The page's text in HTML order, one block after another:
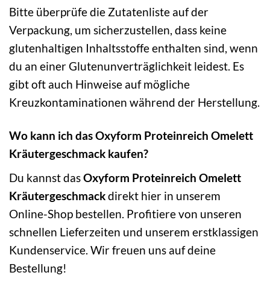
Bitte überprüfe die Zutatenliste auf der
Verpackung, um sicherzustellen, dass keine
glutenhaltigen Inhaltsstoffe enthalten sind, wenn
du an einer Glutenunverträglichkeit leidest. Es
gibt oft auch Hinweise auf mögliche
Kreuzkontaminationen während der Herstellung.
Wo kann ich das Oxyform Proteinreich Omelett
Kräutergeschmack kaufen?
Du kannst dasOxyform Proteinreich Omelett
Kräutergeschmackdirekt hier in unserem
Online-Shop bestellen. Profitiere von unseren
schnellen Lieferzeiten und unserem erstklassigen
Kundenservice. Wir freuen uns auf deine
Bestellung!